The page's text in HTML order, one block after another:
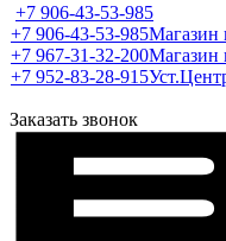
+7 906-43-53-985
+7 906-43-53-985Магазин
+7 967-31-32-200Магазин
+7 952-83-28-915
Заказать звонок